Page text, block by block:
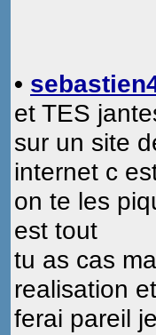
•
et TES
sur un site
internet c
on te les
est tout
tu as cas
realisation
ferai pareil